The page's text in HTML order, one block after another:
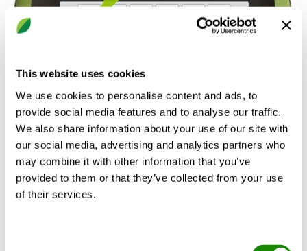
This website uses cookies
We use cookies to personalise content and ads, to
provide social media features and to analyse our traffic.
We also share information about your use of our site with
our social media, advertising and analytics partners who
may combine it with other information that you’ve
provided to them or that they’ve collected from your use
of their services.